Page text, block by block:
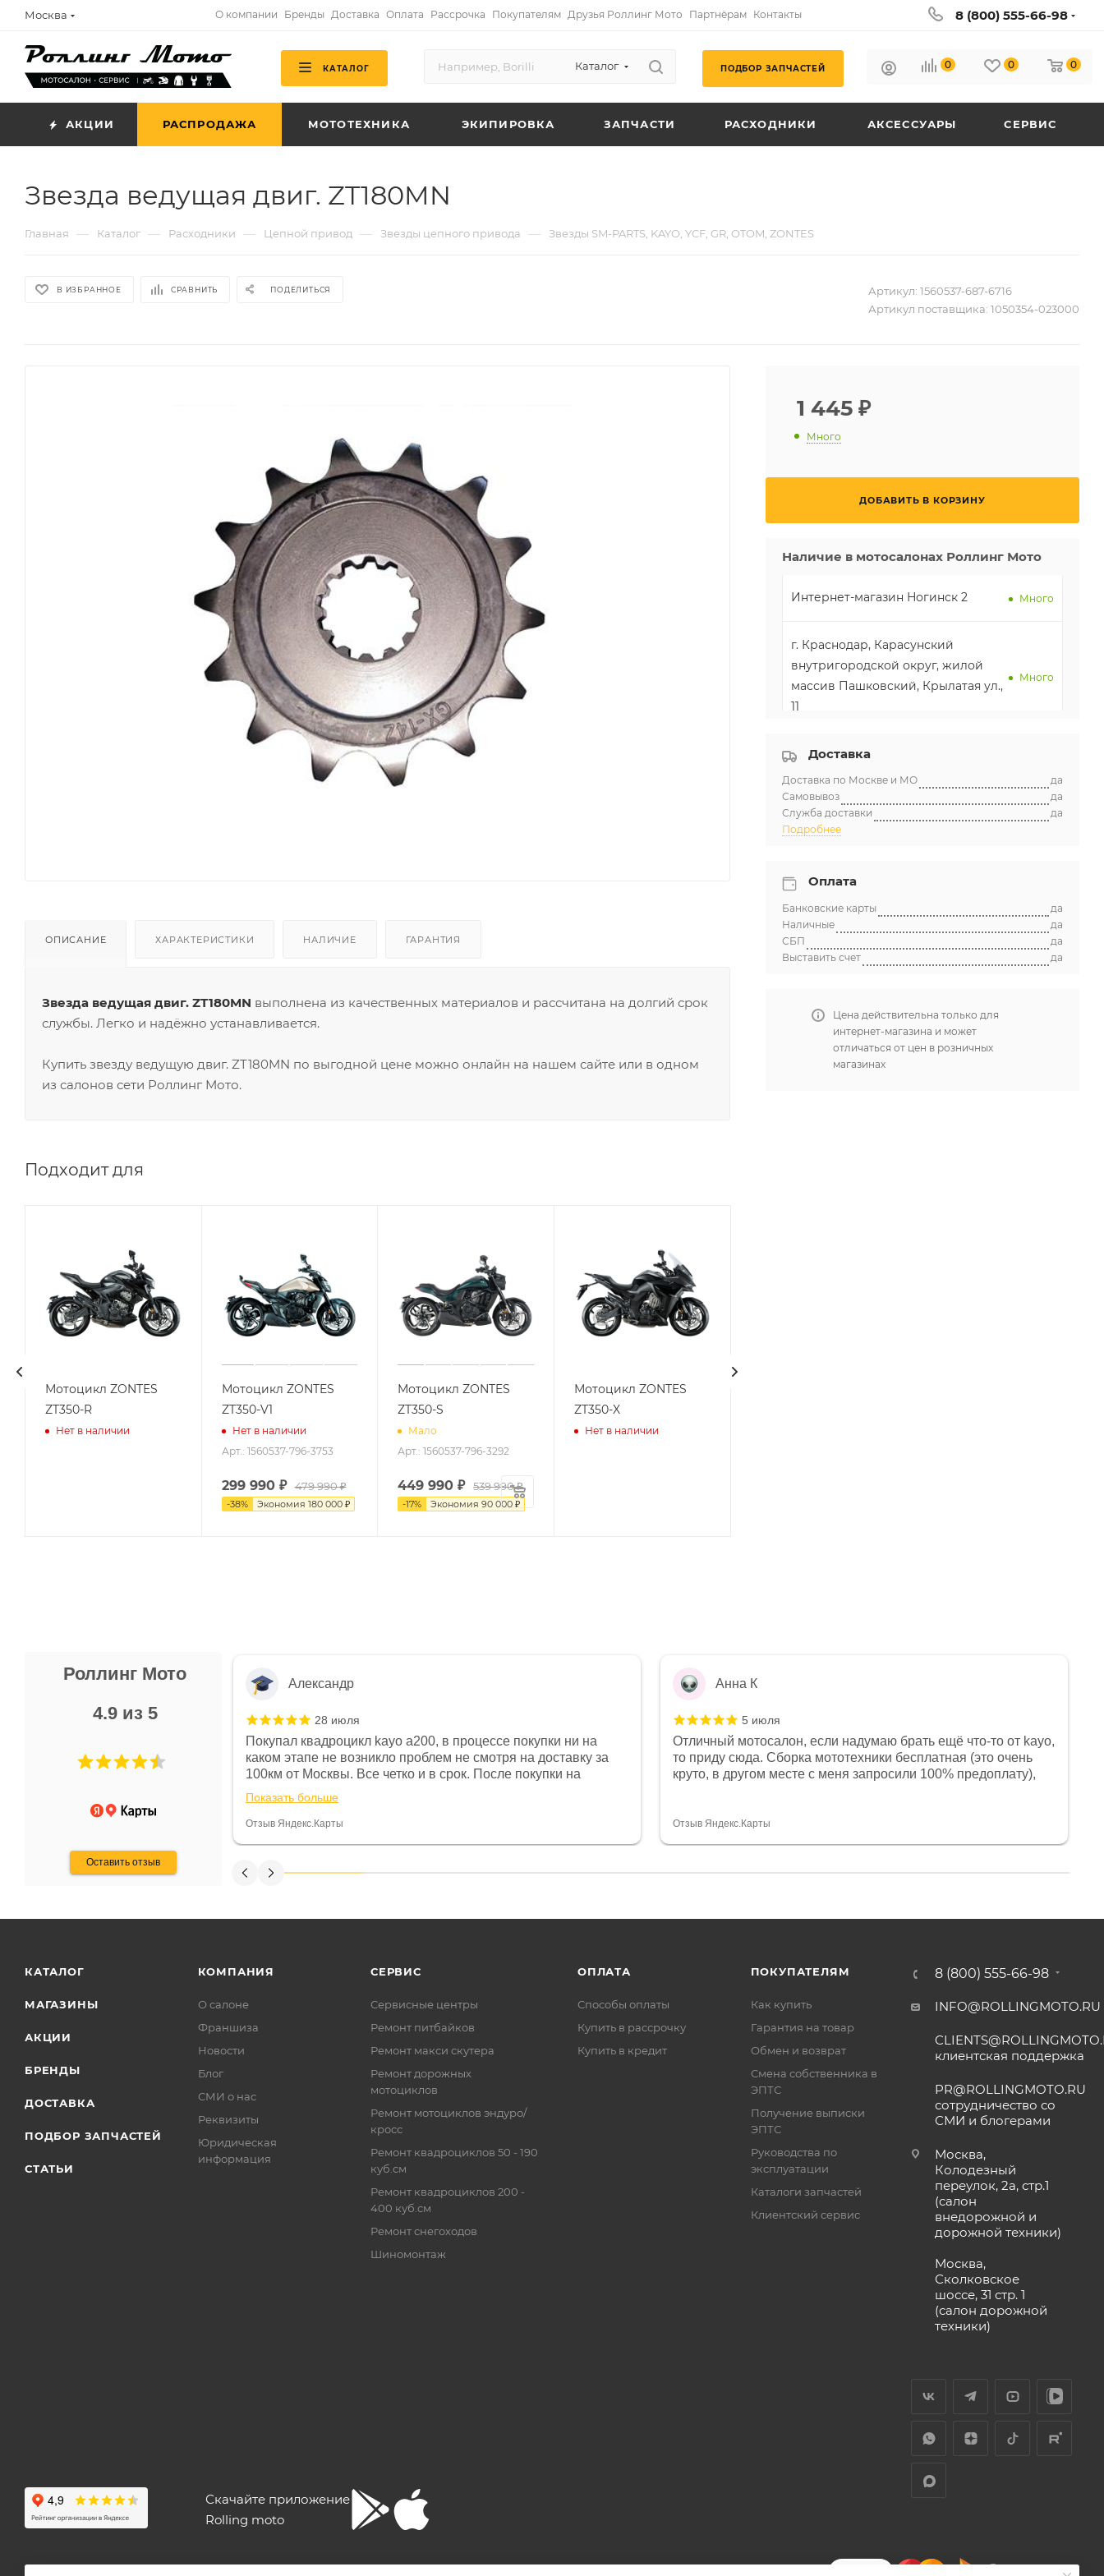
Москва О компании Бренды Доставка Оплата Рассрочка Покупателям Друзья Роллинг Мото Партнёрам Контакты 8 (800) 555-66-98
КАТАЛОГ Каталог ПОДБОР ЗАПЧАСТЕЙ 0 0 0
АКЦИИ РАСПРОДАЖА МОТОТЕХНИКА ЭКИПИРОВКА ЗАПЧАСТИ РАСХОДНИКИ АКСЕССУАРЫ СЕРВИС
Звезда ведущая двиг. ZT180MN
Главная — Каталог — Расходники — Цепной привод — Звезды цепного привода — Звезды SM-PARTS, KAYO, YCF, GR, OTOM, ZONTES
В ИЗБРАННОЕ СРАВНИТЬ ПОДЕЛИТЬСЯ Артикул: 1560537-687-6716
Артикул поставщика: 1050354-023000
ОПИСАНИЕ ХАРАКТЕРИСТИКИ НАЛИЧИЕ ГАРАНТИЯ
Звезда ведущая двиг. ZT180MN выполнена из качественных материалов и рассчитана на долгий срок
службы. Легко и надёжно устанавливается.
Купить звезду ведущую двиг. ZT180MN по выгодной цене можно онлайн на нашем сайте или в одном
из салонов сети Роллинг Мото.
Подходит для
Мотоцикл ZONTES
ZT350-R
Нет в наличии
Мотоцикл ZONTES
ZT350-V1
Нет в наличии
Арт.: 1560537-796-3753
299 990₽ 479 990 ₽
-38% Экономия 180 000 ₽
Мотоцикл ZONTES
ZT350-S
Мало
Арт.: 1560537-796-3292
449 990 ₽ 539 990 ₽
-17% Экономия90 000 ₽
Мотоцикл ZONTES
ZT350-X
Нет в наличии
1 445 ₽
Много
ДОБАВИТЬ В КОРЗИНУ
Наличие в мотосалонах Роллинг Мото
Интернет-магазин Ногинск 2 Много
г. Краснодар, Карасунский
внутригородской округ, жилой
массив Пашковский, Крылатая ул.,
11
Много
Доставка
Доставка по Москве и МО
да
Самовывоз
да
Служба доставки
да
Подробнее
Оплата
Банковские карты
да
Наличные
да
СБП
да
Выставить счет
да
Цена действительна только для
интернет-магазина и может
отличаться от цен в розничных
магазинах
Роллинг Мото
4.9 из 5
Оставить отзыв
Не понравились условия
и дают только на год)
Александр
28 июля
Покупал квадроцикл kayo a200, в процессе покупки ни на
каком этапе не возникло проблем не смотря на доставку за
100км от Москвы. Все четко и в срок. После покупки на
спидометре всегда был 0, при этом представители магазина
постоянно были на связи и в итоге проблема была решена.
Считаю, что это говорит о небезразличии к клиенту после
Показать больше
Отзыв Яндекс.Карты
Анна К
5 июля
Отличный мотосалон, если надумаю брать ещё что-то от kayo,
то приду сюда. Сборка мототехники бесплатная (это очень
круто, в другом месте с меня запросили 100% предоплату),
спасибо отдельное, всегда на связи, очень детально всё
Отзыв Яндекс.Карты
КАТАЛОГ
МАГАЗИНЫ
АКЦИИ
БРЕНДЫ
ДОСТАВКА
ПОДБОР ЗАПЧАСТЕЙ
СТАТЬИ
КОМПАНИЯ
О салоне
Франшиза
Новости
Блог
СМИ о нас
Реквизиты
Юридическая
информация
СЕРВИС
Сервисные центры
Ремонт питбайков
Ремонт макси скутера
Ремонт дорожных
мотоциклов
Ремонт мотоциклов эндуро/
кросс
Ремонт квадроциклов 50 - 190
куб.см
Ремонт квадроциклов 200 -
400 куб.см
Ремонт снегоходов
Шиномонтаж
ОПЛАТА
Способы оплаты
Купить в рассрочку
Купить в кредит
ПОКУПАТЕЛЯМ
Как купить
Гарантия на товар
Обмен и возврат
Смена собственника в
ЭПТС
Получение выписки
ЭПТС
Руководства по
эксплуатации
Каталоги запчастей
Клиентский сервис
8 (800) 555-66-98
INFO@ROLLINGMOTO.RU
клиентская поддержка
PR@ROLLINGMOTO.RU
сотрудничество со
СМИ и блогерами
Москва,
Колодезный
переулок, 2а, стр.1
(салон
внедорожной и
дорожной техники)
Москва,
Сколковское
шоссе, 31 стр. 1
(салон дорожной
техники)
Скачайте приложение
Rolling moto
ПОЛЬЗОВАТЕЛЬСКОЕ СОГЛАШЕНИЕПУБЛИЧНАЯ ОФЕРТАПОЛИТИКА КОНФИДЕНЦИАЛЬНОСТИ